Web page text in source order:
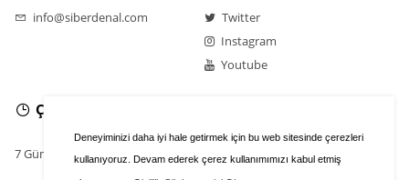
Deneyiminizi daha iyi hale getirmek için bu web sitesinde çerezleri
kullanıyoruz. Devam ederek çerez kullanımımızı kabul etmiş
info@siberdenal.com
Twitter
Instagram
Youtube
ÇALIŞMA SAATLERİ
7 Gün / 24 Saat